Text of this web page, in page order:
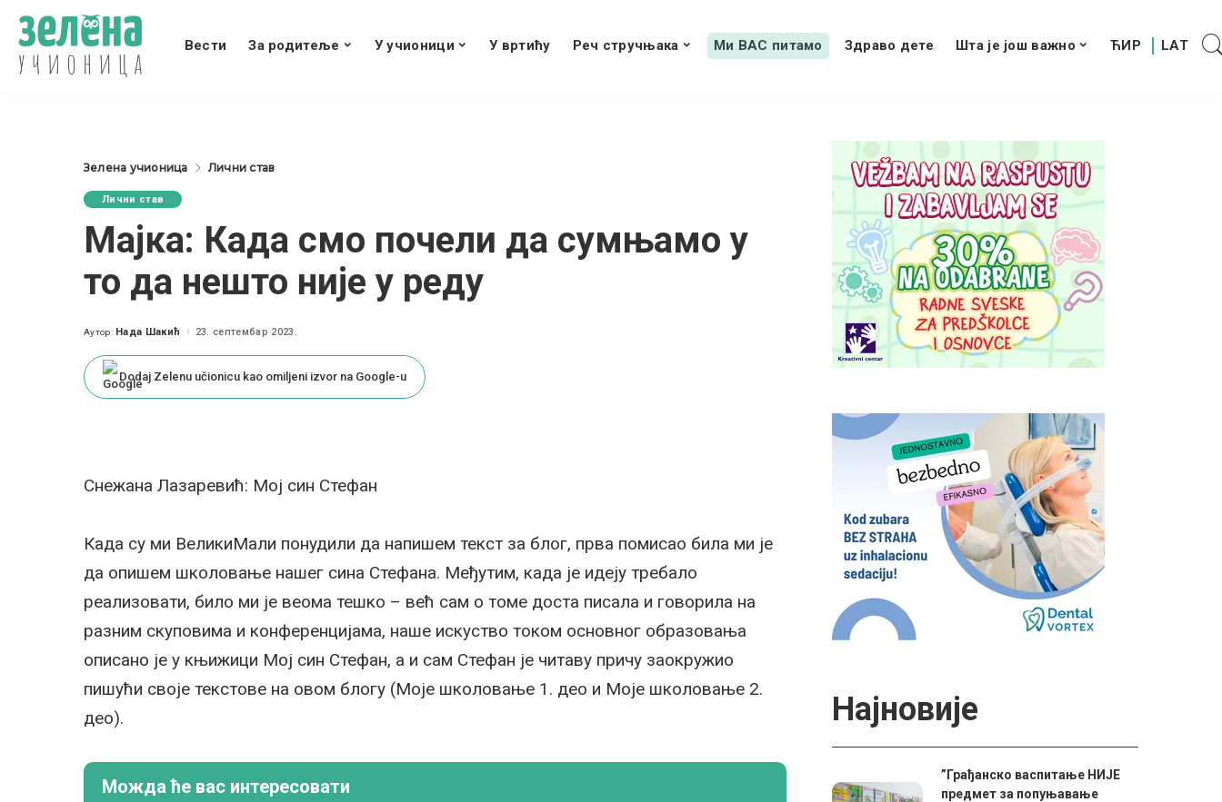
Вести За родитеље У учионици У вртићу Реч стручњака Ми ВАС питамо Здраво дете Шта је још важно
Зелена учионица Лични став
Лични став
Мајка: Када смо почели да сумњамо у
то да нешто није у реду
Posted
Аутор: Нада Шакић 23. септембар 2023.
Dodaj Zelenu učionicu kao omiljeni izvor na Google-u
Снежана Лазаревић: Мој син Стефан
Када су ми ВеликиМали понудили да напишем текст за блог, прва помисао била ми је
да опишем школовање нашег сина Стефана. Међутим, када је идеју требало
реализовати, било ми је веома тешко – већ сам о томе доста писала и говорила на
разним скуповима и конференцијама, наше искуство током основног образовања
описано је у књижици Мој син Стефан, а и сам Стефан је читаву причу заокружио
пишући своје текстове на овом блогу (Моје школовање 1. део и Моје школовање 2.
део).
Можда ће вас интересовати
Најновије
”Грађанско васпитање НИЈЕ
предмет за попуњавање